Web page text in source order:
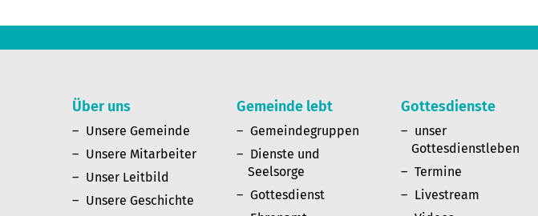
Über uns
Unsere Gemeinde
Unsere Mitarbeiter
Unser Leitbild
Unsere Geschichte
Gemeinde lebt
Gemeindegruppen
Dienste und
Seelsorge
Gottesdienst
Gottesdienste
unser
Gottesdienstleben
Termine
Livestream